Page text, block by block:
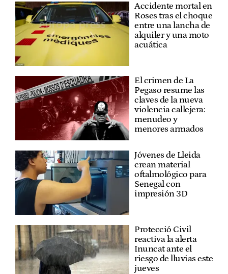
Accidente mortal en
Roses tras el choque
entre una lancha de
alquiler y una moto
acuática
El crimen de La
Pegaso resume las
claves de la nueva
violencia callejera:
menudeo y
menores armados
Jóvenes de Lleida
crean material
oftalmológico para
Senegal con
impresión 3D
Protecció Civil
reactiva la alerta
Inuncat ante el
riesgo de lluvias este
jueves